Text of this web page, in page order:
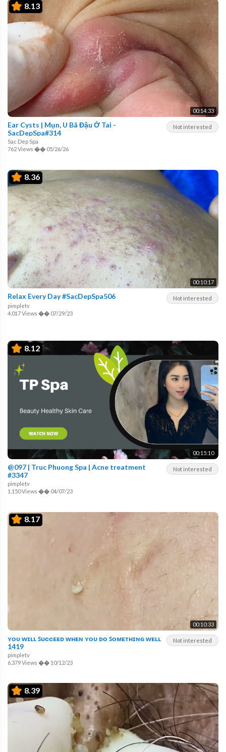
8.13
00:14:33
Not interested
Ear Cysts | Mụn, U Bã Đậu Ở Tai -
SacDepSpa#314
Sac Dep Spa
762 Views �� 05/26/26
8.36
00:10:17
Not interested
Relax Every Day #SacDepSpa506
pimpletv
4,017 Views �� 07/29/23
8.12
00:15:10
Not interested
@097 | Truc Phuong Spa | Acne treatment
#3347
pimpletv
1,150 Views �� 04/07/23
8.17
00:10:33
Not interested
ʏᴏᴜ ᴡɪʟʟ ꜱᴜᴄᴄᴇᴇᴅ ᴡʜᴇɴ ʏᴏᴜ ᴅᴏ ꜱᴏᴍᴇᴛʜɪɴɢ ᴡᴇʟʟ
1419
pimpletv
6,379 Views �� 10/12/23
8.39